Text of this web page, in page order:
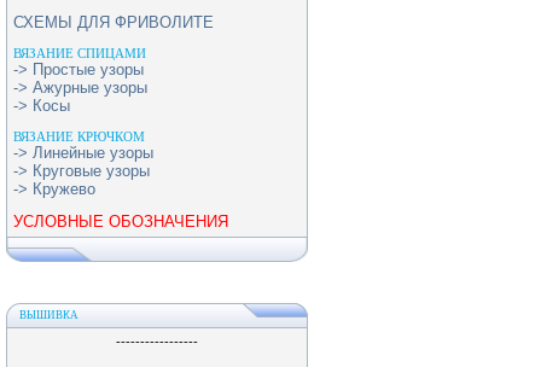
СХЕМЫ ДЛЯ ФРИВОЛИТЕ
ВЯЗАНИЕ СПИЦАМИ
-> Простые узоры
-> Ажурные узоры
-> Косы
ВЯЗАНИЕ КРЮЧКОМ
-> Линейные узоры
-> Круговые узоры
-> Кружево
УСЛОВНЫЕ ОБОЗНАЧЕНИЯ
ВЫШИВКА
-----------------